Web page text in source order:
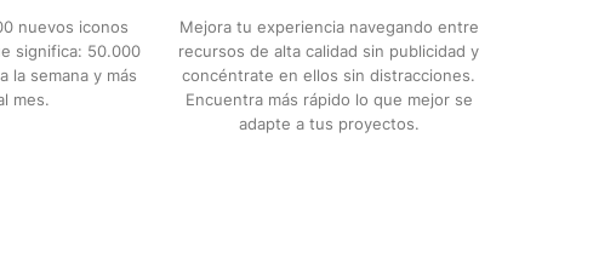
nuevos iconos
significa: 50.000
la semana y más
mes.
Mejora tu experiencia navegando entre
recursos de alta calidad sin publicidad y
concéntrate en ellos sin distracciones.
Encuentra más rápido lo que mejor se
adapte a tus proyectos.